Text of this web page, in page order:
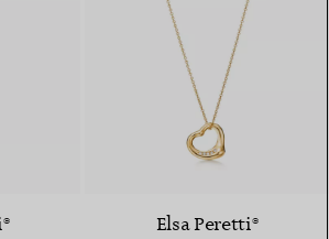
3 Matériaux
Elsa Peretti®